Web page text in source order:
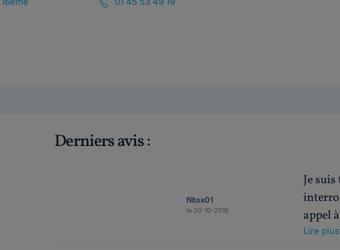
Derniers avis :
flitox01
le 30-10-2018
Je
appel
Lire plus